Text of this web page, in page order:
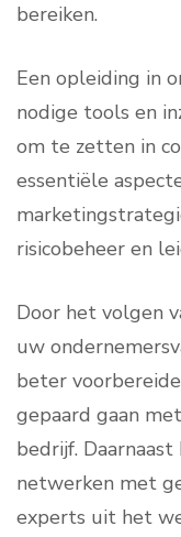
bereiken.
Een opleiding in
nodige tools en
om te zetten in
essentiële
risicobeheer en
Door het volgen
uw
beter
gepaard gaan
bedrijf.
netwerken met
experts uit het